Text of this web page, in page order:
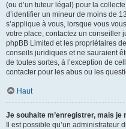
(ou d’un tuteur légal) pour la
d’identifier un mineur de moins de
s’applique à vous, lorsque vous
votre place, contactez un conseiller
phpBB Limited et les propriétaires
conseils juridiques et ne sauraient
de toutes sortes, à l’exception de
contacter pour les abus ou les
Haut
Je souhaite m’enregistrer, mais je
Il est possible qu’un administrateur